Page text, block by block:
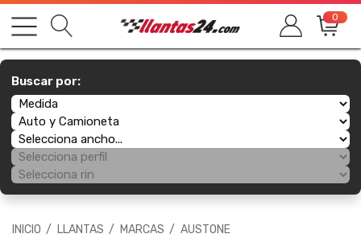
0
Buscar por:
INICIO LLANTAS MARCAS AUSTONE